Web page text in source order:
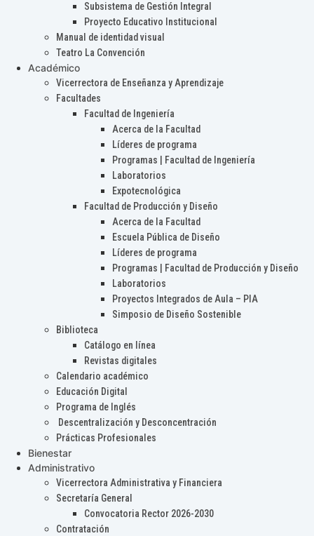
Subsistema de Gestión Integral
Proyecto Educativo Institucional
Manual de identidad visual
Teatro La Convención
Académico
Vicerrectora de Enseñanza y Aprendizaje
Facultades
Facultad de Ingeniería
Acerca de la Facultad
Líderes de programa
Programas | Facultad de Ingeniería
Laboratorios
Expotecnológica
Facultad de Producción y Diseño
Acerca de la Facultad
Escuela Pública de Diseño
Líderes de programa
Programas | Facultad de Producción y Diseño
Laboratorios
Proyectos Integrados de Aula – PIA
Simposio de Diseño Sostenible
Biblioteca
Catálogo en línea
Revistas digitales
Calendario académico
Educación Digital
Programa de Inglés
Descentralización y Desconcentración
Prácticas Profesionales
Bienestar
Administrativo
Vicerrectora Administrativa y Financiera
Secretaría General
Convocatoria Rector 2026-2030
Contratación